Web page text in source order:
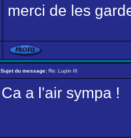
merci de les
Sujet du message: Re: Lupin III
Ca a l'air sympa !